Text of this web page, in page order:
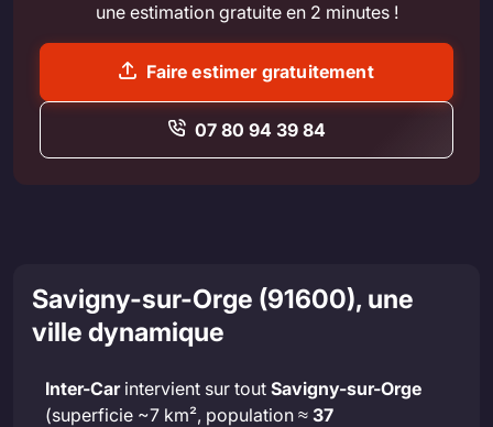
une estimation gratuite en 2 minutes !
Faire estimer gratuitement
07 80 94 39 84
Savigny-sur-Orge (91600), une
ville dynamique
Inter-Carintervient sur tout Savigny-sur-Orge
(superficie ~7 km², population ≈ 37